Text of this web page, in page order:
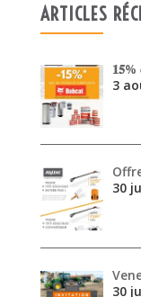
ARTICLES
3
30
30